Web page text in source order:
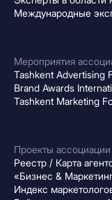
Международные
Мероприятия
Tashkent Advertising
Brand Awards
Tashkent Marketing
Проекты ассоциации
Реестр / Карта
«Бизнес &
Индекс